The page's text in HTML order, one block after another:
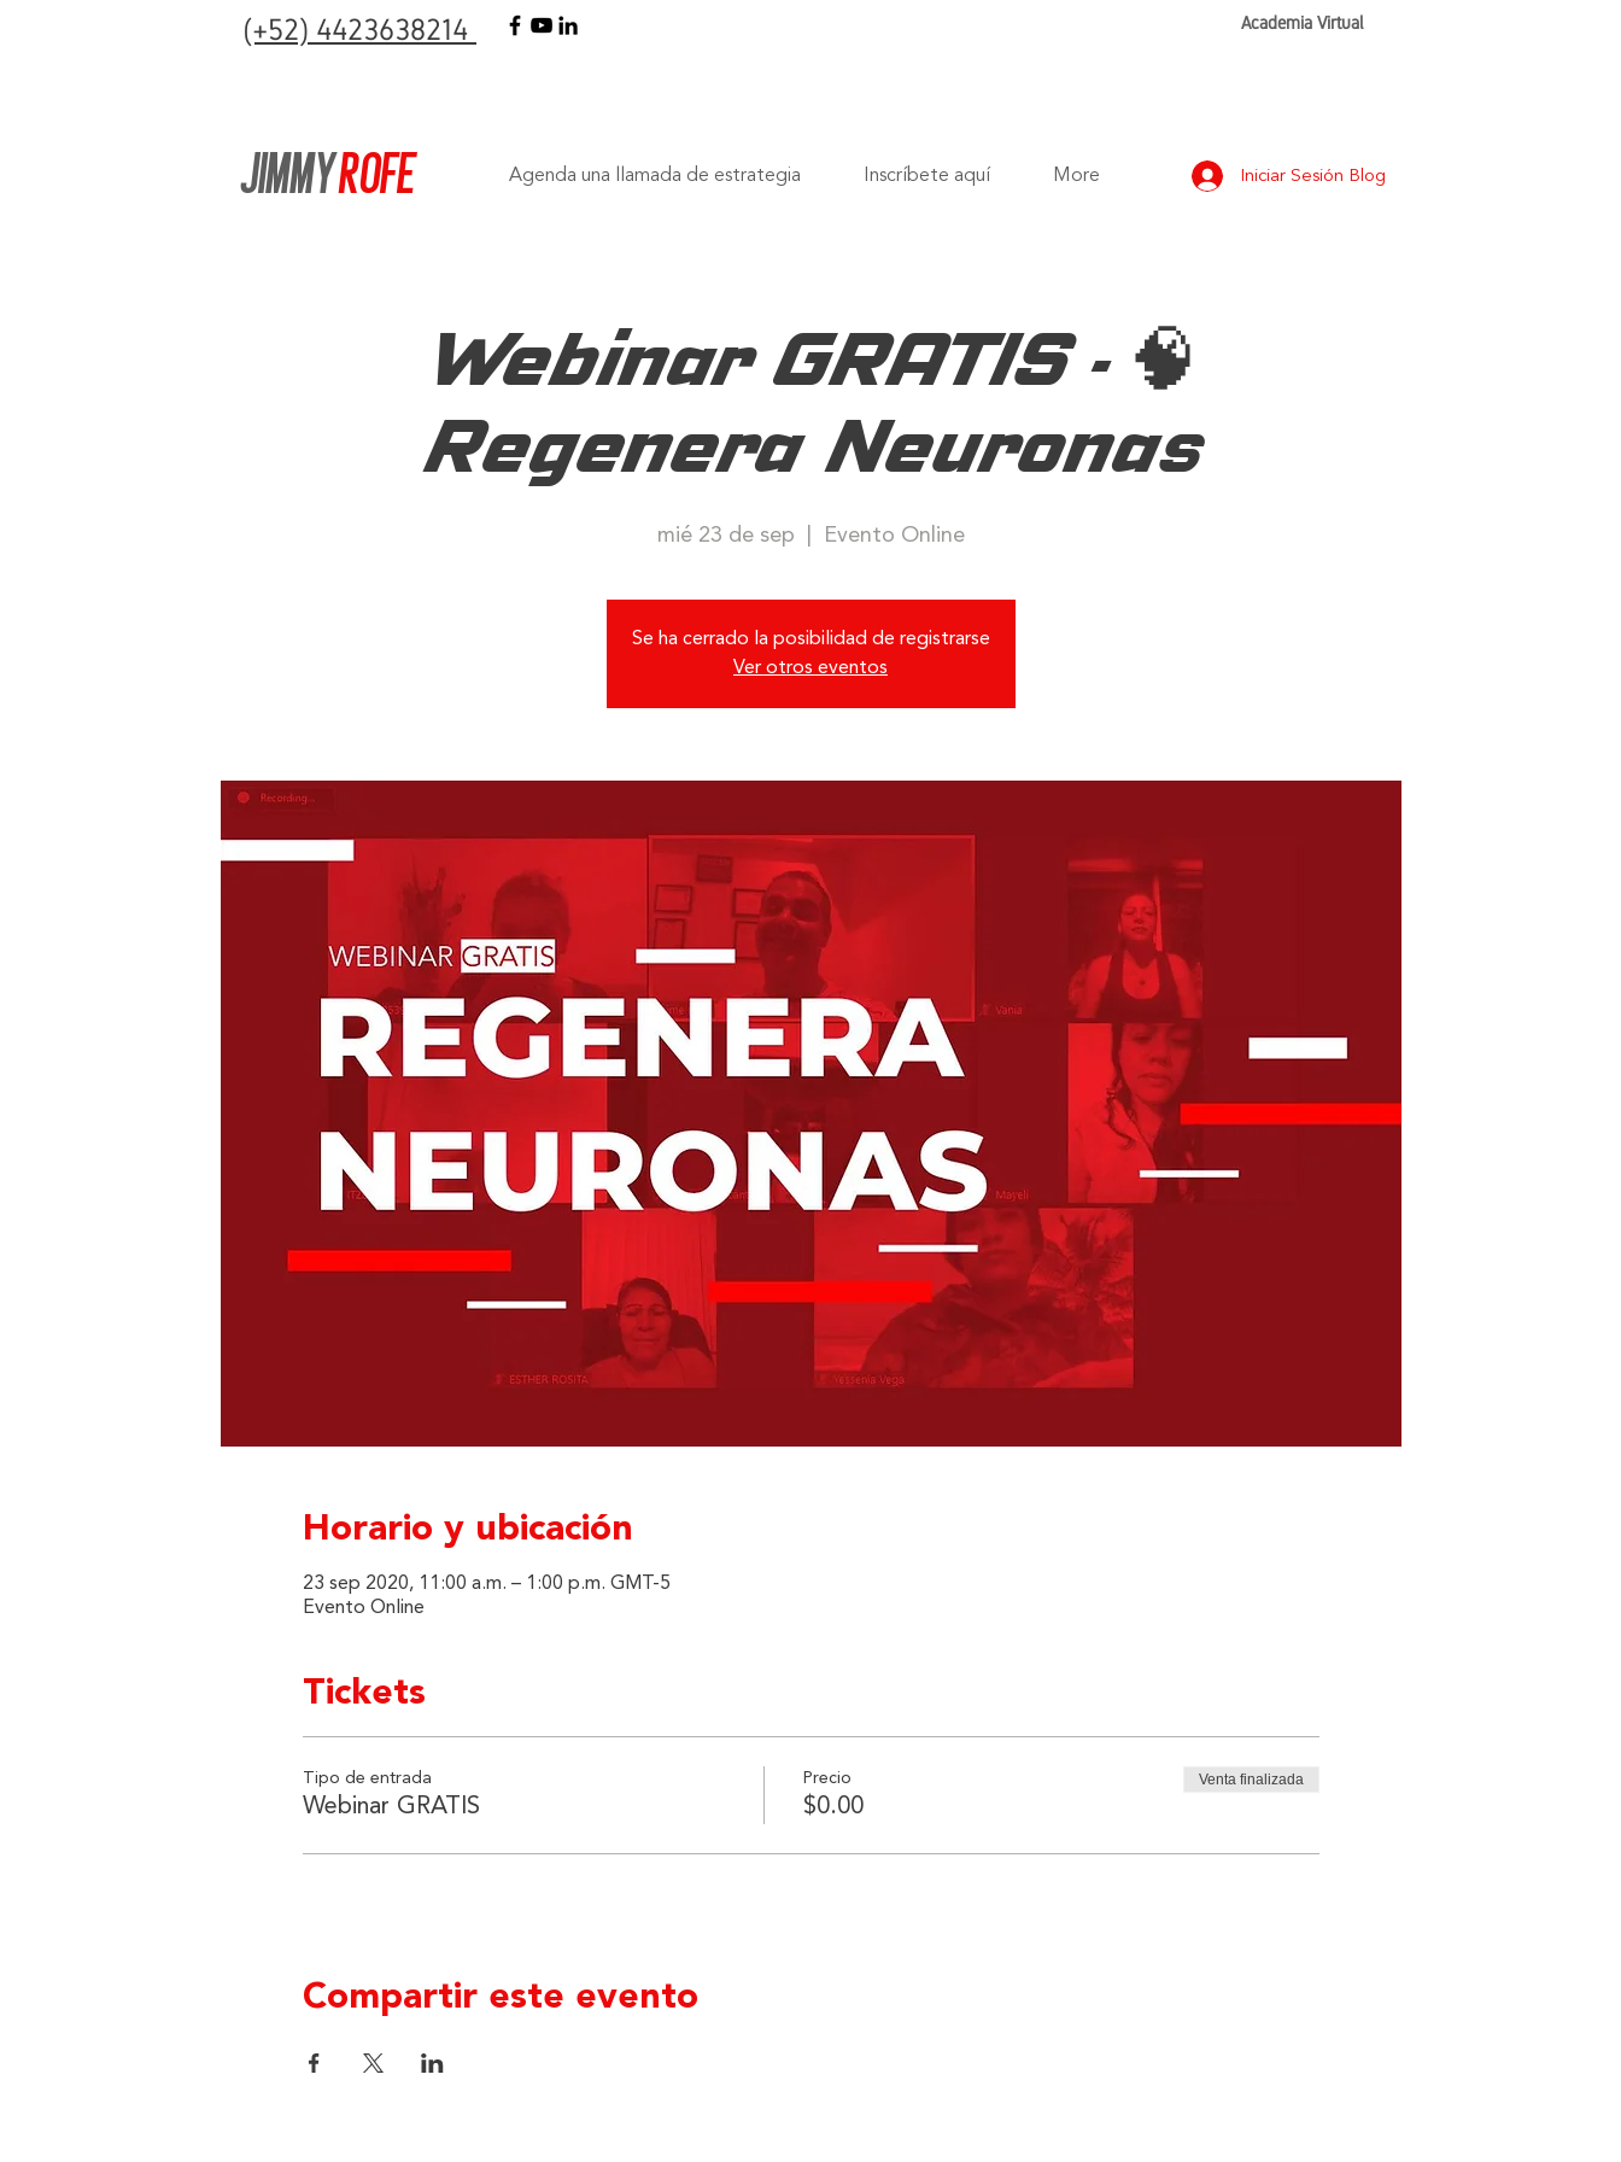
(+52) 4423638214 Academia Virtual
JIMMYROFE Agenda una llamada de estrategia Inscríbete aquí More Iniciar Sesión Blog
Webinar GRATIS - 🧠
Regenera Neuronas
mié 23 de sep Evento Online
Se ha cerrado la posibilidad de registrarse
Ver otros eventos
Horario y ubicación
23 sep 2020, 11:00 a.m. – 1:00 p.m. GMT-5
Evento Online
Tickets
Tipo de entrada
Webinar GRATIS
Precio
$0.00
Venta finalizada
Compartir este evento